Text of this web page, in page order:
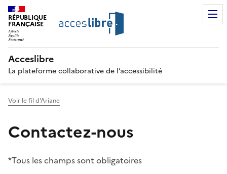
RÉPUBLIQUE
FRANÇAISE
Acceslibre
La plateforme collaborative de l’accessibilité
Voir le fil d'Ariane
Contactez-nous
*Tous les champs sont obligatoires